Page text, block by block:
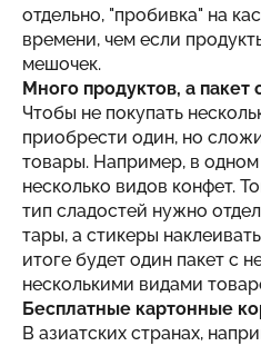
отдельно, "пробивка" на
времени, чем если
мешочек.
Много продуктов, а пакет
Чтобы не покупать
приобрести один, но
товары. Например, в
несколько видов конфет.
тип сладостей нужно
тары, а стикеры
итоге будет один пакет с
несколькими видами
Бесплатные картонные
В азиатских странах,